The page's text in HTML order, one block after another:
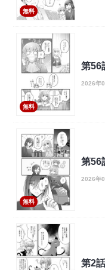
無料
無料
第56
2026年
無料
第56
2026年
第2